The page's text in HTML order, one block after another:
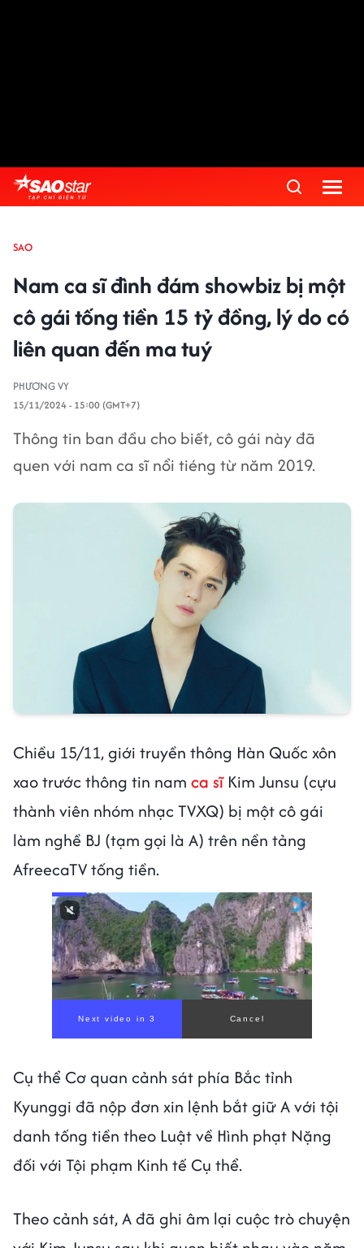
SAO
Nam ca sĩ đình đám showbiz bị một
cô gái tống tiền 15 tỷ đồng, lý do có
liên quan đến ma tuý
PHƯƠNG VY
15/11/2024 - 15:00 (GMT+7)
Thông tin ban đầu cho biết, cô gái này đã
quen với nam ca sĩ nổi tiéng từ năm 2019.
Chiều 15/11, giới truyền thông Hàn Quốc xôn
xao trước thông tin nam ca sĩKim Junsu (cựu
thành viên nhóm nhạc TVXQ) bị một cô gái
làm nghề BJ (tạm gọi là A) trên nền tảng
AfreecaTV tống tiền.
Next video in 1 Cancel
Cụ thể Cơ quan cảnh sát phía Bắc tỉnh
Kyunggi đã nộp đơn xin lệnh bắt giữ A với tội
danh tống tiền theo Luật về Hình phạt Nặng
đối với Tội phạm Kinh tế Cụ thể.
Theo cảnh sát, A đã ghi âm lại cuộc trò chuyện